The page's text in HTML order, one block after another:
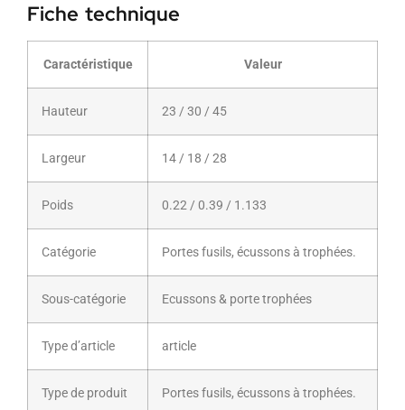
Fiche technique
Caractéristique Valeur
Hauteur 23 / 30 / 45
Largeur 14 / 18 / 28
Poids 0.22 / 0.39 / 1.133
Catégorie Portes fusils, écussons à trophées.
Sous-catégorie Ecussons & porte trophées
Type d’article article
Type de produit Portes fusils, écussons à trophées.